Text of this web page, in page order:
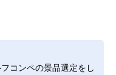
コンペの景品選定をし